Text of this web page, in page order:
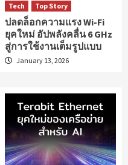
Tech
Top Story
ปลดล็อกความแรง Wi-Fi
ยุคใหม่ อัปพลังคลื่น 6 GHz
สู่การใช้งานเต็มรูปแบบ
January 13, 2026